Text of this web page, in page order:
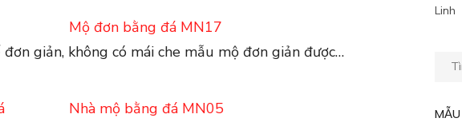
Mộ đơn bằng đá MN17
giản, không có mái che mẫu mộ đơn giản được…
Nhà mộ bằng đá MN05
Linh
kiếm